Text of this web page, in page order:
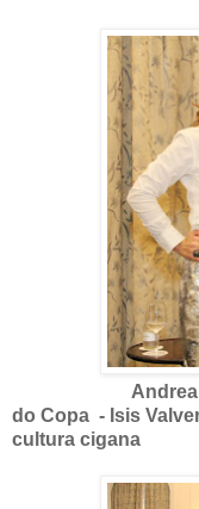
Andrea
do Copa - Isis
cultura cigana